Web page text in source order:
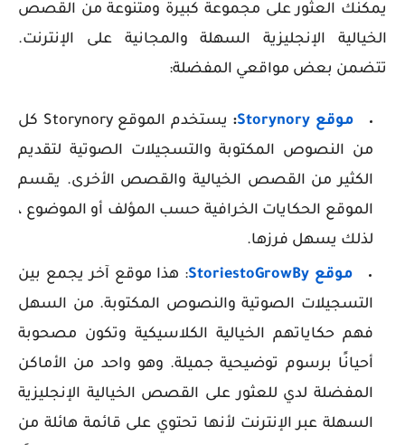
يمكنك العثور على مجموعة كبيرة ومتنوعة من القصص
الخيالية الإنجليزية السهلة والمجانية على الإنترنت.
تتضمن بعض مواقعي المفضلة:
موقع Storynory :
يستخدم الموقع Storynory كل
من النصوص المكتوبة والتسجيلات الصوتية لتقديم
الكثير من القصص الخيالية والقصص الأخرى. يقسم
الموقع الحكايات الخرافية حسب المؤلف أو الموضوع ،
لذلك يسهل فرزها.
موقع StoriestoGrowBy
: هذا موقع آخر يجمع بين
التسجيلات الصوتية والنصوص المكتوبة. من السهل
فهم حكاياتهم الخيالية الكلاسيكية وتكون مصحوبة
أحيانًا برسوم توضيحية جميلة. وهو واحد من الأماكن
المفضلة لدي للعثور على القصص الخيالية الإنجليزية
السهلة عبر الإنترنت لأنها تحتوي على قائمة هائلة من